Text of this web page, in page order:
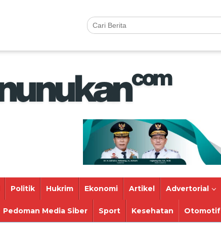
Politik Hukrim Ekonomi Artikel Advertorial
Pedoman Media Siber Sport Kesehatan Otomotif